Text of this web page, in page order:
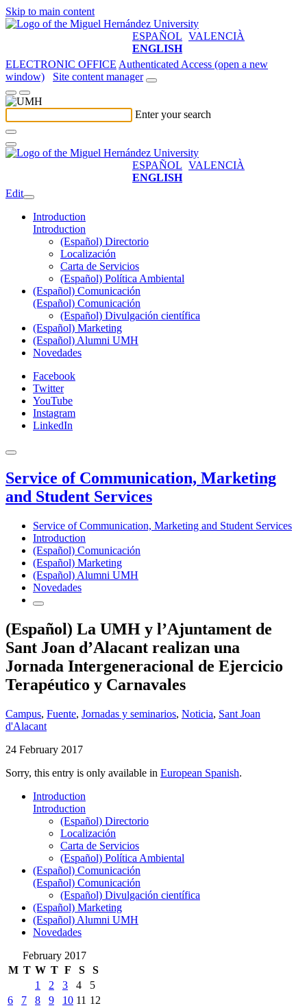
Skip to main content
ESPAÑOL VALENCIÀ
ENGLISH
ELECTRONIC OFFICE Authenticated Access (open a new
window)
Site content manager
Enter your search
ESPAÑOL VALENCIÀ
ENGLISH
Edit
Introduction
Introduction
(Español) Directorio
Localización
Carta de Servicios
(Español) Política Ambiental
(Español) Comunicación
(Español) Comunicación
(Español) Divulgación científica
(Español) Marketing
(Español) Alumni UMH
Novedades
Facebook
Twitter
YouTube
Instagram
LinkedIn
Service of Communication, Marketing
and Student Services
Service of Communication, Marketing and Student Services
Introduction
(Español) Comunicación
(Español) Marketing
(Español) Alumni UMH
Novedades
(Español) La UMH y l’Ajuntament de
Sant Joan d’Alacant realizan una
Jornada Intergeneracional de Ejercicio
Terapéutico y Carnavales
Campus, Fuente, Jornadas y seminarios, Noticia, Sant Joan
d'Alacant
24 February 2017
Sorry, this entry is only available in European Spanish.
Introduction
Introduction
(Español) Directorio
Localización
Carta de Servicios
(Español) Política Ambiental
(Español) Comunicación
(Español) Comunicación
(Español) Divulgación científica
(Español) Marketing
(Español) Alumni UMH
Novedades
February 2017
M T W T F S
S
1
2 3 4
5
6
7 8 9 10 11 12